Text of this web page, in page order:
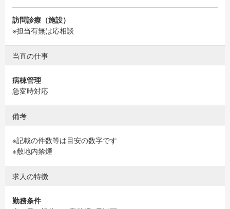
訪問診療（施設）
※担当有無は応相談
当直の仕事
病棟管理
急変時対応
備考
※記載の件数等は目安の数字です
※敷地内禁煙
求人の特徴
勤務条件